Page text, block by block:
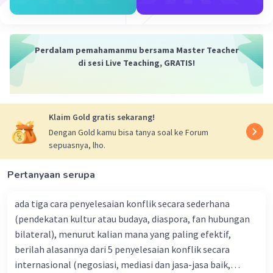
kelas-kelas dalam sebuah program. Meskipun
pemrograman Java, namun keduanya memiliki
perbedaan mendasar dalam cara mereka
digunakan dan implementasinya.
Abstract class adalah kelas yang tidak
dapat diinstansiasi secara langsung, tetapi
dapat memiliki implementasi metode
(method body).
Abstract class dapat memiliki metode
memiliki implementasi, serta metode
non-abstrak yang memiliki implementasi.
Abstract class digunakan untuk
menyediakan kerangka kerja umum atau
kontrak bagi kelas-kelas turunannya. Ini
Perdalam pemahamanmu bersama Master Teacher
di sesi Live Teaching, GRATIS!
Klaim Gold gratis sekarang!
Dengan Gold kamu bisa tanya soal ke Forum
sepuasnya, lho.
Pertanyaan serupa
ada tiga cara penyelesaian konflik secara sederhana
(pendekatan kultur atau budaya, diaspora, fan hubungan
bilateral), menurut kalian mana yang paling efektif,
berilah alasannya dari 5 penyelesaian konflik secara
internasional (negosiasi, mediasi dan jasa-jasa baik,